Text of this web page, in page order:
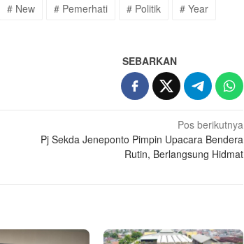
# New # Pemerhati # Politik
# Year
SEBARKAN
Pos berikutnya
Pj Sekda Jeneponto Pimpin Upacara Bendera
Rutin, Berlangsung Hidmat